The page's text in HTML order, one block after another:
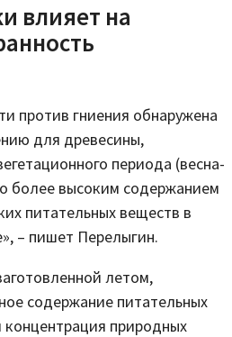
влияет на
против гниения обнаружена
для древесины,
периода (весна-
более высоким содержанием
питательных веществ в
– пишет Перелыгин.
летом,
содержание питательных
природных